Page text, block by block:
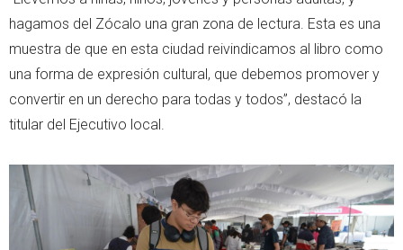
hagamos del Zócalo una gran zona de lectura. Esta es una
muestra de que en esta ciudad reivindicamos al libro como
una forma de expresión cultural, que debemos promover y
convertir en un derecho para todas y todos”, destacó la
titular del Ejecutivo local.